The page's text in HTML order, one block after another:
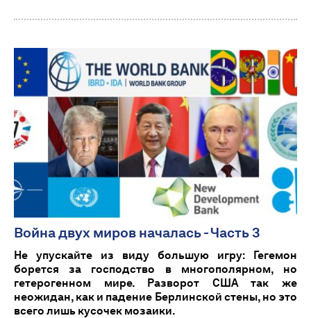
Война двух миров началась - Часть 3
Не упускайте из виду большую игру: Гегемон
борется за господство в многополярном, но
гетерогенном мире. Разворот США так же
неожидан, как и падение Берлинской стены, но это
всего лишь кусочек мозаики.